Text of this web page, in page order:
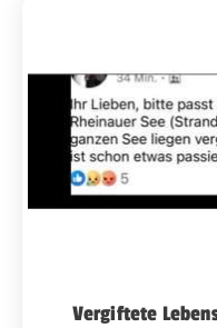
Vergiftete